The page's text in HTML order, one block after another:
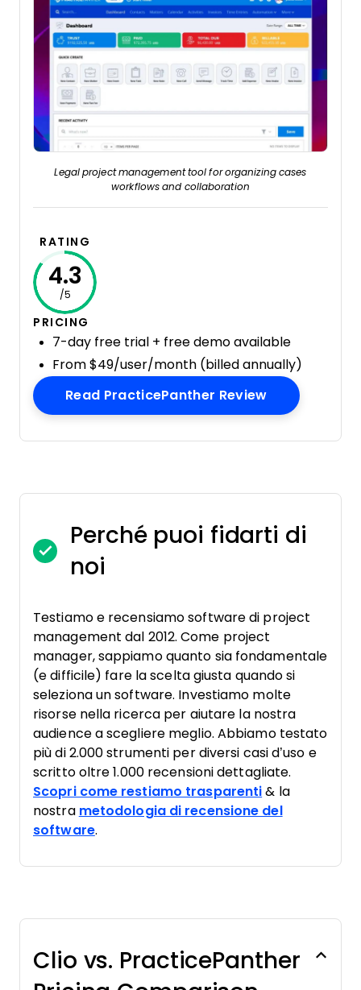
Legal project management tool for organizing cases
workflows and collaboration
RATING
4.3
/5
PRICING
7-day free trial + free demo available
From $49/user/month (billed annually)
Read PracticePanther ReviewOpens New
Perché puoi fidarti di
noi
Testiamo e recensiamo software di project
management dal 2012. Come project
manager, sappiamo quanto sia fondamentale
(e difficile) fare la scelta giusta quando si
seleziona un software. Investiamo molte
risorse nella ricerca per aiutare la nostra
audience a scegliere meglio. Abbiamo testato
più di 2.000 strumenti per diversi casi d’uso e
scritto oltre 1.000 recensioni dettagliate.
Scopri come restiamo trasparenti & la
nostra metodologia di recensione del
software.
Clio vs. PracticePanther